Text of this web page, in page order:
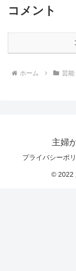
コメント
ホーム 芸能
主婦
プライバシーポ
© 2022